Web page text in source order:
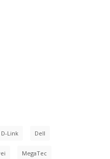
D-Link Dell
MegaTec